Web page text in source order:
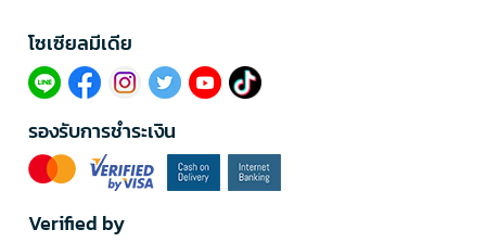
โซเซียลมีเดีย​
รองรับการชำระเงิน
Verified by